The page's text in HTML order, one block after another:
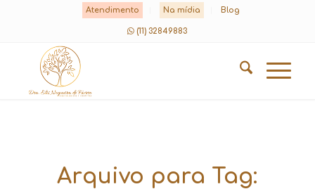
Atendimento Na mídia Blog
(11) 32849883
Arquivo para Tag: